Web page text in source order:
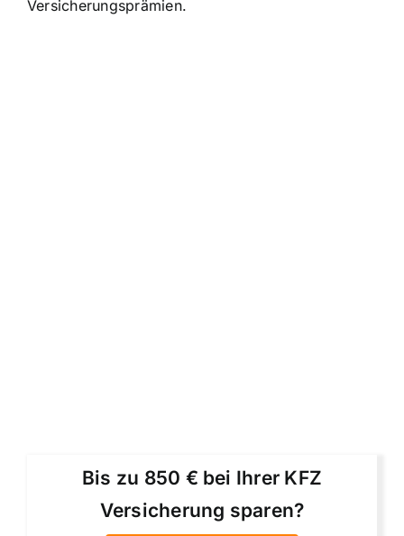
Versicherungsprämien.
Bis zu 850 € bei Ihrer KFZ
Versicherung sparen?